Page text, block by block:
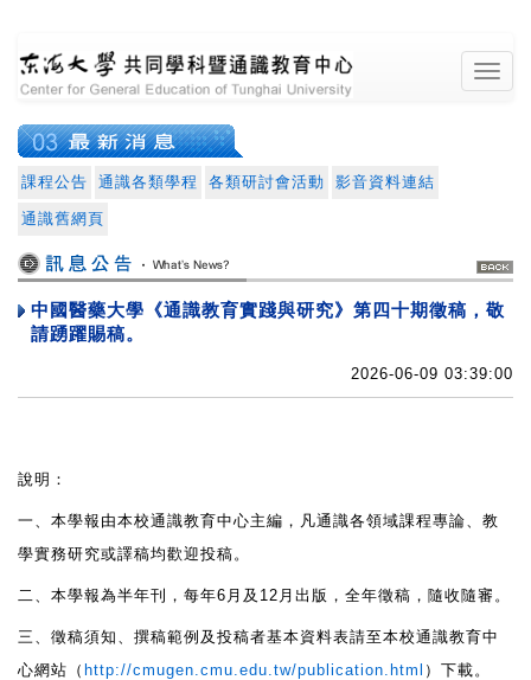
東海大學共同學
科暨通識教育中
心
最新消息
課程公告 通識各類學程 各類研討會活動 影音資料連結
通識舊網頁
中國醫藥大學《通識教育實踐與研究》第四十期徵稿，敬
請踴躍賜稿。
2026-06-09 03:39:00
說明：
一、本學報由本校通識教育中心主編，凡通識各領域課程專論、教
學實務研究或譯稿均歡迎投稿。
二、本學報為半年刊，每年6月及12月出版，全年徵稿，隨收隨審。
三、徵稿須知、撰稿範例及投稿者基本資料表請至本校通識教育中
心網站（ http://cmugen.cmu.edu.tw/publication.html ）下載。